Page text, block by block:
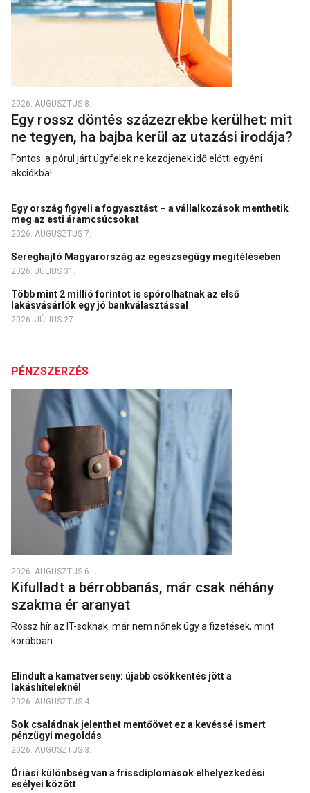
2026. AUGUSZTUS 8.
Egy rossz döntés százezrekbe kerülhet: mit
ne tegyen, ha bajba kerül az utazási irodája?
Fontos: a pórul járt ügyfelek ne kezdjenek idő előtti egyéni
akciókba!
Egy ország figyeli a fogyasztást – a vállalkozások menthetik
meg az esti áramcsúcsokat
2026. AUGUSZTUS 7.
Sereghajtó Magyarország az egészségügy megítélésében
2026. JÚLIUS 31.
Több mint 2 millió forintot is spórolhatnak az első
lakásvásárlók egy jó bankválasztással
2026. JÚLIUS 27.
PÉNZSZERZÉS
2026. AUGUSZTUS 6.
Kifulladt a bérrobbanás, már csak néhány
szakma ér aranyat
Rossz hír az IT-soknak: már nem nőnek úgy a fizetések, mint
korábban.
Elindult a kamatverseny: újabb csökkentés jött a
lakáshiteleknél
2026. AUGUSZTUS 4.
Sok családnak jelenthet mentőövet ez a kevéssé ismert
pénzügyi megoldás
2026. AUGUSZTUS 3.
Óriási különbség van a frissdiplomások elhelyezkedési
esélyei között